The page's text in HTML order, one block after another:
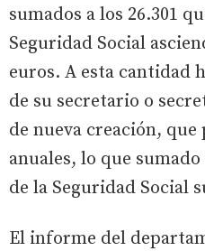
sumados a los 26.301
Seguridad Social
euros. A esta cantidad
de su secretario o
de nueva creación,
anuales, lo que
de la Seguridad Social
El informe del